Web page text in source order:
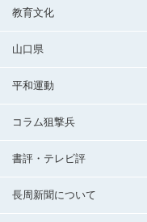
教育文化
山口県
平和運動
コラム狙撃兵
書評・テレビ評
長周新聞について